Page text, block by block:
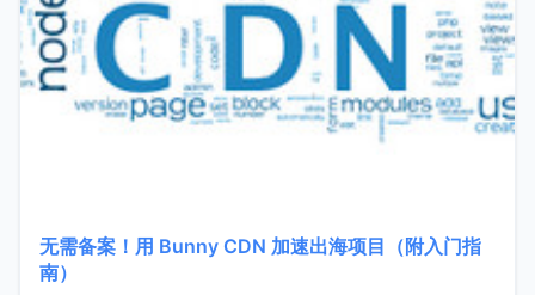
无需备案！用 Bunny CDN 加速出海项目（附入门指
南）